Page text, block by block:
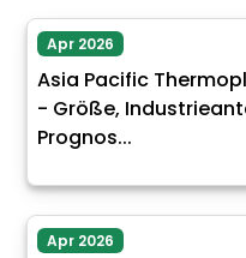
Apr 2026
Asia Pacific
- Größe,
Prognos...
Apr 2026